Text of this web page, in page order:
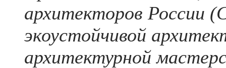
архитекторов России
экоустойчивой
архитектурной